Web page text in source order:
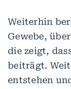
Weiterhin
Gewebe,
die zeigt,
beiträgt.
entstehen